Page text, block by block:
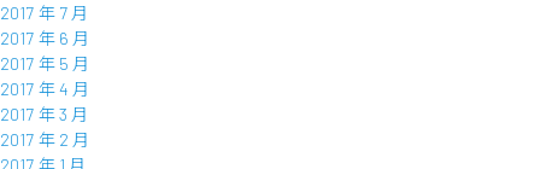
2017 年 7 月
2017 年 6 月
2017 年 5 月
2017 年 4 月
2017 年 3 月
2017 年 2 月